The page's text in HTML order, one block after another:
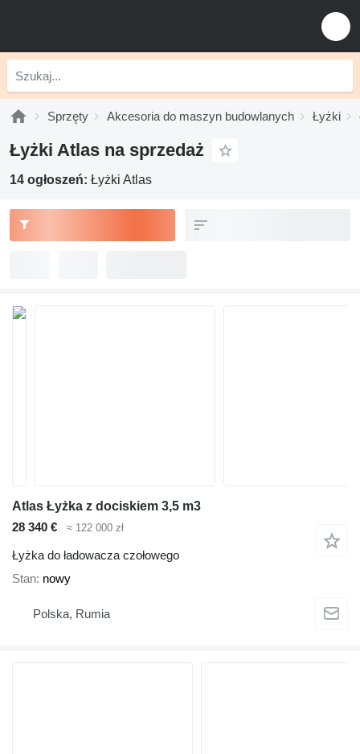
Sprzęty Akcesoria do maszyn budowlanych Łyżki
Łyżki Atlas na sprzedaż
14 ogłoszeń: Łyżki Atlas
Atlas Łyżka z dociskiem 3,5 m3
28 340 €
≈ 122 000 zł
Łyżka do ładowacza czołowego
Stan nowy
Polska, Rumia